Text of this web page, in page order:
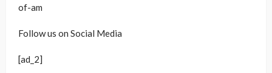
of-am
Follow us on Social Media
[ad_2]